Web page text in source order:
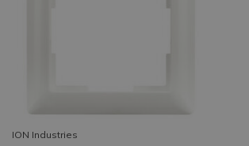
ION Industries